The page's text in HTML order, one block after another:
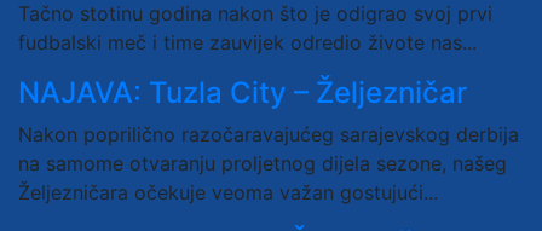
Tačno stotinu godina nakon što je odigrao svoj prvi
fudbalski meč i time zauvijek odredio živote nas...
NAJAVA: Tuzla City – Željezničar
Nakon poprilično razočaravajućeg sarajevskog derbija
na samome otvaranju proljetnog dijela sezone, našeg
Željezničara očekuje veoma važan gostujući...